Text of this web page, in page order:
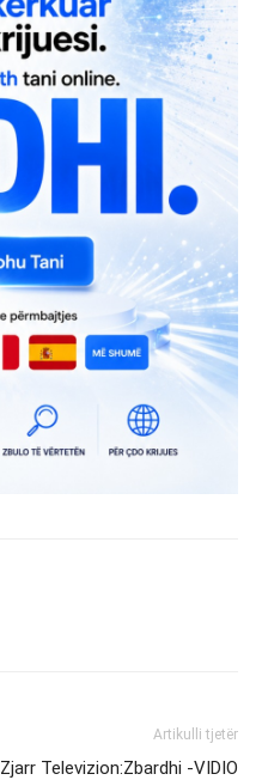
Artikulli tjetër
Zjarr Televizion:Zbardhi -VIDIO